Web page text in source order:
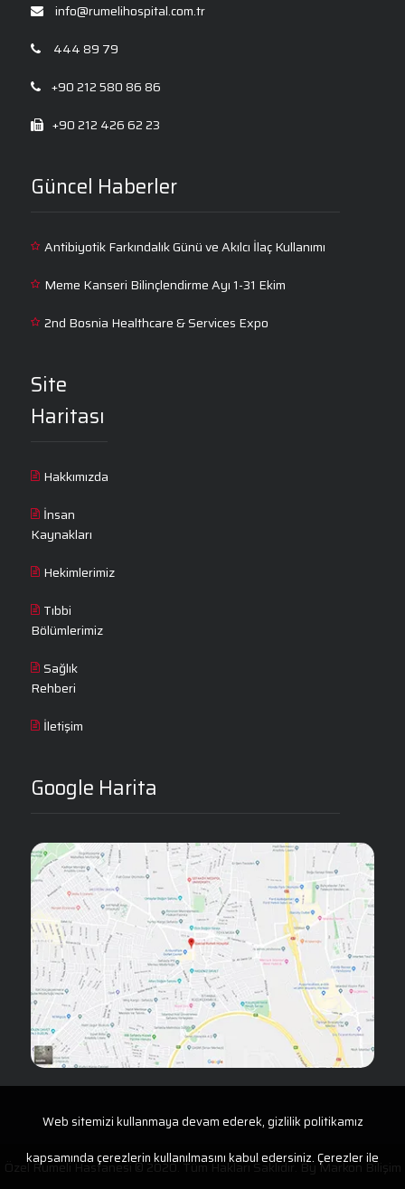
Web sitemizi kullanmaya devam ederek, gizlilik politikamız
kapsamında çerezlerin kullanılmasını kabul edersiniz. Çerezler ile
info@rumelihospital.com.tr
444 89 79
+90 212 580 86 86
+90 212 426 62 23
Güncel Haberler
Antibiyotik Farkındalık Günü ve Akılcı İlaç Kullanımı
Meme Kanseri Bilinçlendirme Ayı 1-31 Ekim
2nd Bosnia Healthcare & Services Expo
Site
Haritası
Hakkımızda
İnsan
Kaynakları
Hekimlerimiz
Tıbbi
Bölümlerimiz
Sağlık
Rehberi
İletişim
Google Harita
Özel Rumeli Hastanesi © 2020. Tüm Hakları Saklıdır. ByMarkon Bilişim